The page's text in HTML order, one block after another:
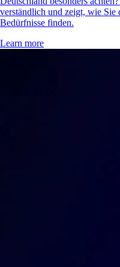
verständlich und zeigt, wie Sie
Bedürfnisse finden.
Learn more